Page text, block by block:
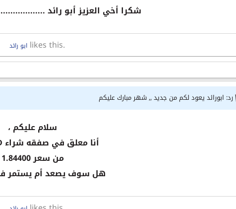
شكرا أخي العزيز أبو رائد
ابو رائدlikes this.
رد: ابورائد يعود لكم من جديد ,, شهر مبارك عليكم
سلام عليكم ،
أنا معلق في صفقه شراء GBP/NZD
من سعر 1.84400
هل سوف يصعد أم يستمر